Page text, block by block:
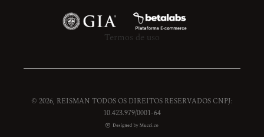
Termos de uso
© 2026, REISMAN TODOS OS DIREITOS RESERVADOS CNPJ:
10.423.979/0001-64